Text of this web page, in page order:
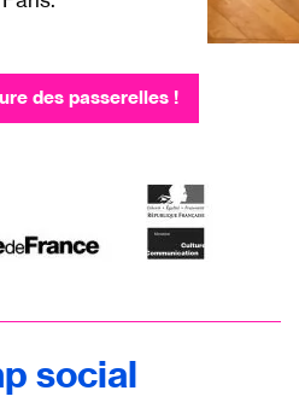
des passerelles !
social